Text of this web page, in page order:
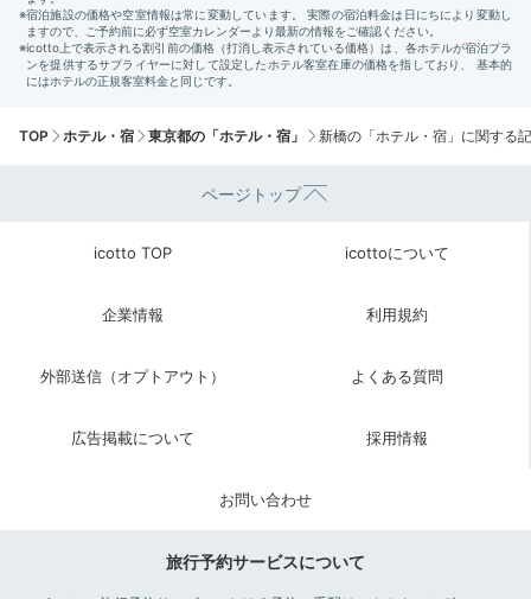
TOP ホテル・宿 東京都の「ホテル・宿」 新橋の「ホテル・宿」に関する
ページトップ
icotto TOP icottoについて
企業情報 利用規約
外部送信（オプトアウト） よくある質問
広告掲載について 採用情報
お問い合わせ
旅行予約サービスについて